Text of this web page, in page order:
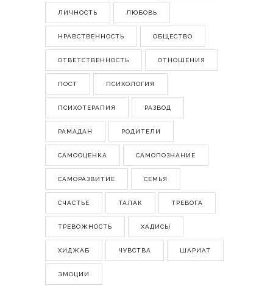
ЛИЧНОСТЬ ЛЮБОВЬ
НРАВСТВЕННОСТЬ ОБЩЕСТВО
ОТВЕТСТВЕННОСТЬ ОТНОШЕНИЯ
ПОСТ ПСИХОЛОГИЯ
ПСИХОТЕРАПИЯ РАЗВОД
РАМАДАН РОДИТЕЛИ
САМООЦЕНКА САМОПОЗНАНИЕ
САМОРАЗВИТИЕ СЕМЬЯ
СЧАСТЬЕ ТАЛАК ТРЕВОГА
ТРЕВОЖНОСТЬ ХАДИСЫ
ХИДЖАБ ЧУВСТВА ШАРИАТ
ЭМОЦИИ